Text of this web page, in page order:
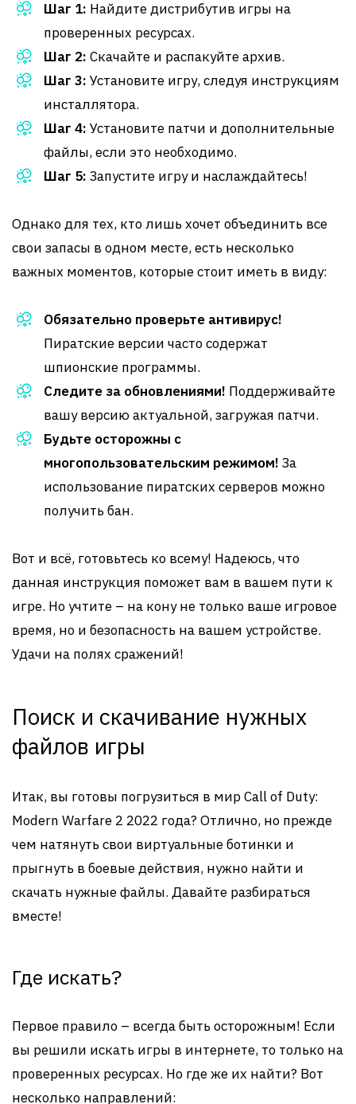
Шаг 1: Найдите дистрибутив игры на
проверенных ресурсах.
Шаг 2: Скачайте и распакуйте архив.
Шаг 3: Установите игру, следуя инструкциям
инсталлятора.
Шаг 4: Установите патчи и дополнительные
файлы, если это необходимо.
Шаг 5: Запустите игру и наслаждайтесь!
Однако для тех, кто лишь хочет объединить все
свои запасы в одном месте, есть несколько
важных моментов, которые стоит иметь в виду:
Обязательно проверьте антивирус!
Пиратские версии часто содержат
шпионские программы.
Следите за обновлениями! Поддерживайте
вашу версию актуальной, загружая патчи.
Будьте осторожны с
многопользовательским режимом! За
использование пиратских серверов можно
получить бан.
Вот и всё, готовьтесь ко всему! Надеюсь, что
данная инструкция поможет вам в вашем пути к
игре. Но учтите – на кону не только ваше игровое
время, но и безопасность на вашем устройстве.
Удачи на полях сражений!
Поиск и скачивание нужных
файлов игры
Итак, вы готовы погрузиться в мир Call of Duty:
Modern Warfare 2 2022 года? Отлично, но прежде
чем натянуть свои виртуальные ботинки и
прыгнуть в боевые действия, нужно найти и
скачать нужные файлы. Давайте разбираться
вместе!
Где искать?
Первое правило – всегда быть осторожным! Если
вы решили искать игры в интернете, то только на
проверенных ресурсах. Но где же их найти? Вот
несколько направлений: